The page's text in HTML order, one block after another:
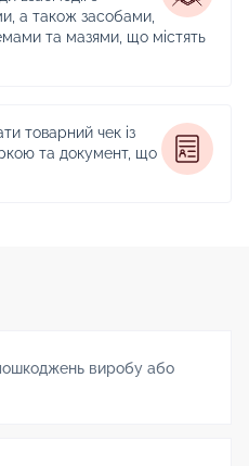
а також засобами,
та мазями, що містять
товарний чек із
та документ, що
виробу або